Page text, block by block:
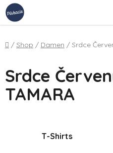
Zum Inhalt springen
Startseite
/ Shop / Damen / Srdce
Srdce
TAMARA
T-Shirts